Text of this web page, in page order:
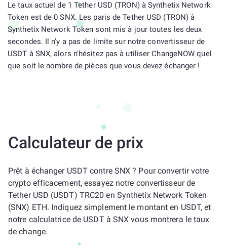
Le taux actuel de 1 Tether USD (TRON) à Synthetix Network
Token est de 0 SNX. Les paris de Tether USD (TRON) à
Synthetix Network Token sont mis à jour toutes les deux
secondes. Il n'y a pas de limite sur notre convertisseur de
USDT à SNX, alors n'hésitez pas à utiliser ChangeNOW quel
que soit le nombre de pièces que vous devez échanger !
Calculateur de prix
Prêt à échanger USDT contre SNX ? Pour convertir votre
crypto efficacement, essayez notre convertisseur de
Tether USD (USDT) TRC20 en Synthetix Network Token
(SNX) ETH. Indiquez simplement le montant en USDT, et
notre calculatrice de USDT à SNX vous montrera le taux
de change.